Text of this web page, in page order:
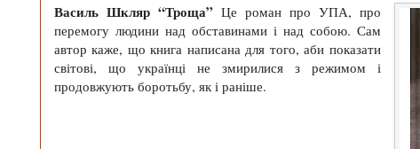
Василь Шкляр “Троща” Це роман про УПА, про
перемогу людини над обставинами і над собою. Сам
автор каже, що книга написана для того, аби показати
світові, що українці не змирилися з режимом і
продовжують боротьбу, як і раніше.